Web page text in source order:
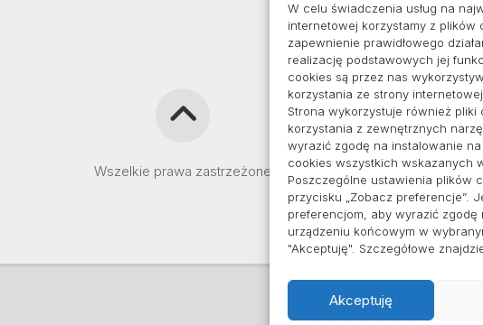
W celu świadczenia usług na
internetowej korzystamy z plików
zapewnienie prawidłowego
realizację podstawowych jej
cookies są przez nas
korzystania ze strony
Strona wykorzystuje również
korzystania z zewnętrznych
wyrazić zgodę na instalowanie
cookies wszystkich wskazanych
Poszczególne ustawienia plików
przycisku „Zobacz preferencje”.
preferencjom, aby wyrazić
urządzeniu końcowym w
"Akceptuję". Szczegółowe
Akceptuję
Polityka plików
Polityka prywatności
Wszelkie prawa zastrzeżone